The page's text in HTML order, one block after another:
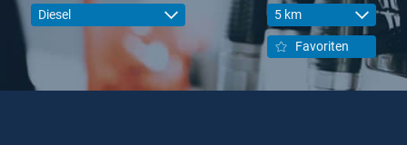
Diesel 5 km
Favoriten